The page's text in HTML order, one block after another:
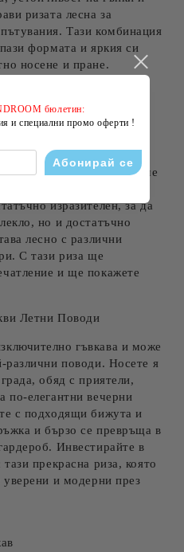
ризата лесна за
Тази комбинация
формата и яркия си
носене и пране.
Себе Си
тази риза, е нейният
абстрактни форми или
е подбран така, че
същността на
изразителен, за да
но и достатъчно
лесно с различни
С тази риза ще
и ще покажете
Летни Поводи
гъвкава и може
различни поводи. Носете я
обяд с приятели,
по-елегантни вечерни
с подходящи бижута и
и бързо се превръща в
Инвестирайте в
прекрасна риза, която
уверени и модерни през
бюлетин:
и специални промо оферти !